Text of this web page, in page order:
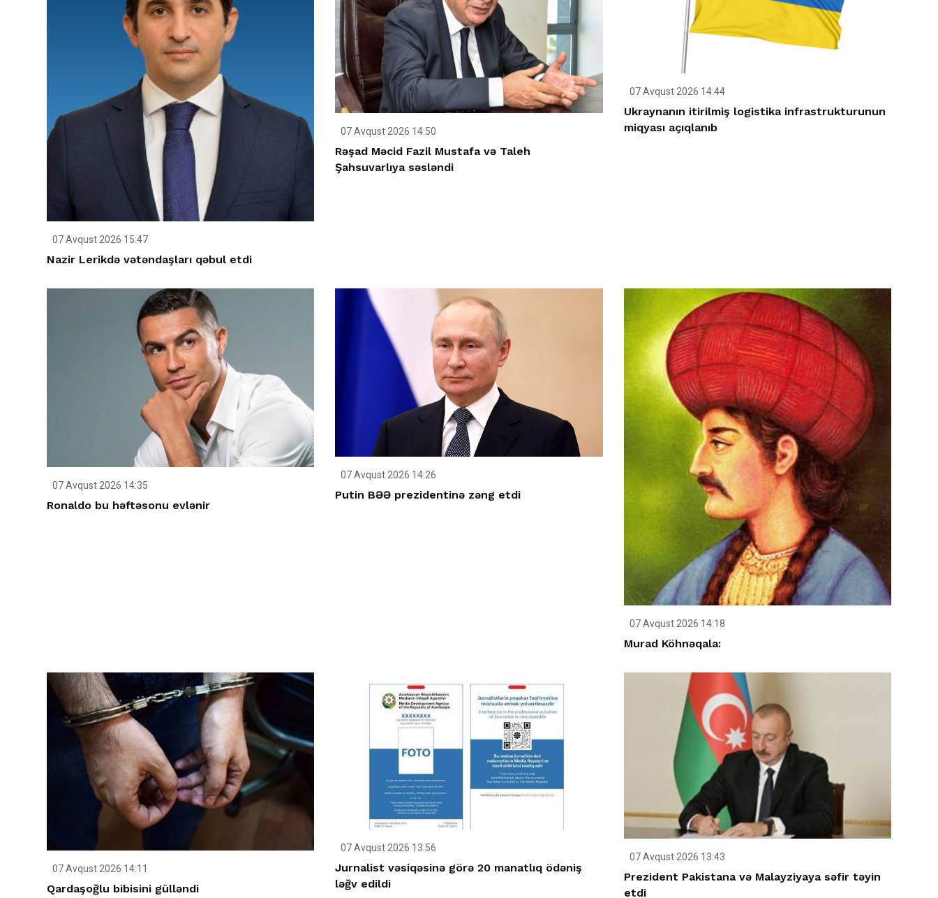
07 Avqust 2026 15:47
Nazir Lerikdə vətəndaşları qəbul etdi
07 Avqust 2026 14:50
Rəşad Məcid Fazil Mustafa və Taleh
Şahsuvarlıya səsləndi
07 Avqust 2026 14:44
Ukraynanın itirilmiş logistika infrastrukturunun
miqyası açıqlanıb
07 Avqust 2026 14:35
Ronaldo bu həftəsonu evlənir
07 Avqust 2026 14:26
Putin BƏƏ prezidentinə zəng etdi
07 Avqust 2026 14:18
Murad Köhnəqala:
07 Avqust 2026 14:11
Qardaşoğlu bibisini gülləndi
07 Avqust 2026 13:56
Jurnalist vəsiqəsinə görə 20 manatlıq ödəniş
ləğv edildi
07 Avqust 2026 13:43
Prezident Pakistana və Malayziyaya səfir təyin
etdi